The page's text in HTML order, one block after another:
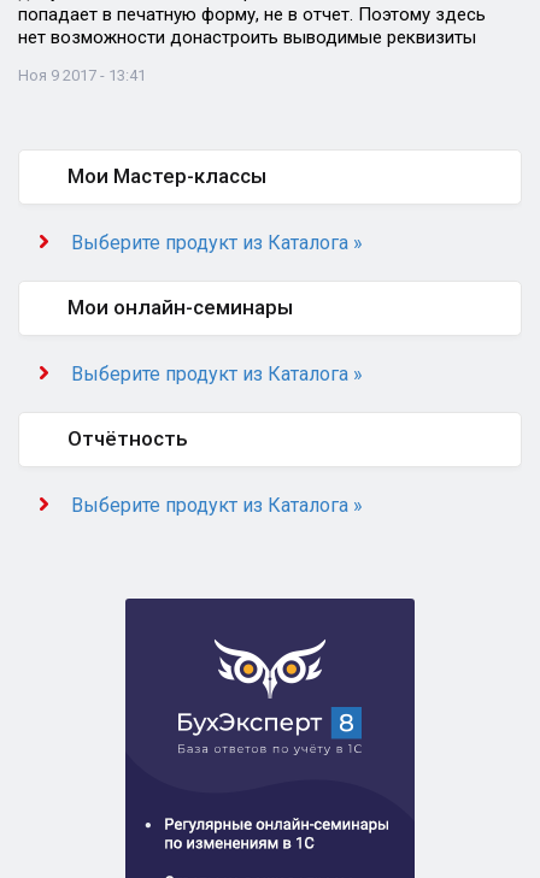
попадает в печатную форму, не в отчет. Поэтому здесь
нет возможности донастроить выводимые реквизиты
Ноя 9 2017 - 13:41
Мои Мастер-классы
Выберите продукт из Каталога »
Мои онлайн-семинары
Выберите продукт из Каталога »
Отчётность
Выберите продукт из Каталога »